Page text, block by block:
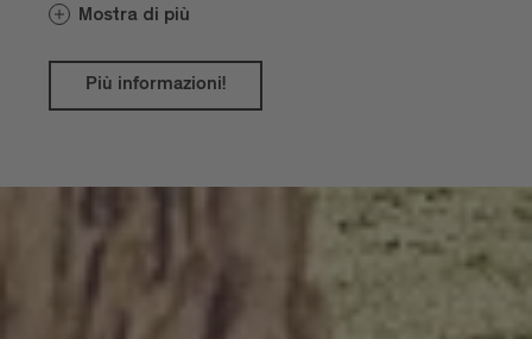
Mostra di più
Più informazioni!